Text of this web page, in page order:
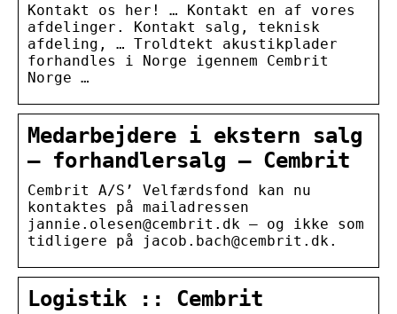
Kontakt os her! … Kontakt en af vores
afdelinger. Kontakt salg, teknisk
afdeling, … Troldtekt akustikplader
forhandles i Norge igennem Cembrit
Norge …
Medarbejdere i ekstern salg
– forhandlersalg – Cembrit
Cembrit A/S’ Velfærdsfond kan nu
kontaktes på mailadressen
jannie.olesen@cembrit.dk – og ikke som
tidligere på jacob.bach@cembrit.dk.
Logistik :: Cembrit